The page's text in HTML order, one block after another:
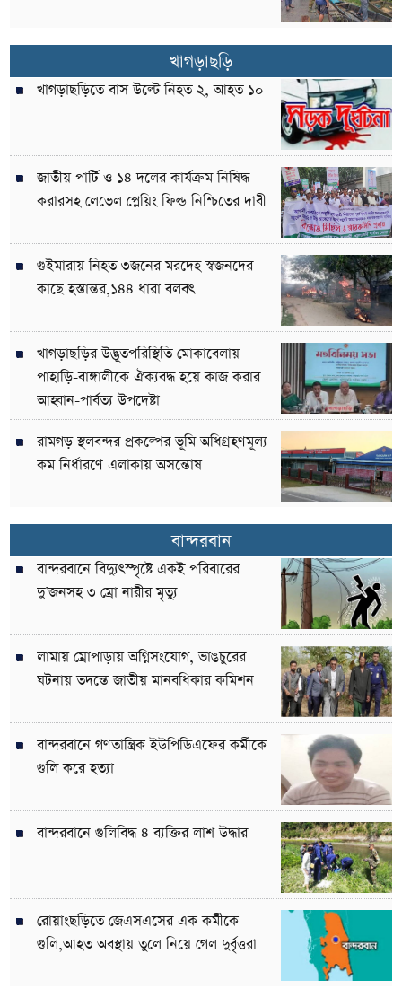
খাগড়াছড়ি
খাগড়াছড়িতে বাস উল্টে নিহত ২, আহত ১০
জাতীয় পার্টি ও ১৪ দলের কার্যক্রম নিষিদ্ধ
করারসহ লেভেল প্লেয়িং ফিল্ড নিশ্চিতের দাবী
গুইমারায় নিহত ৩জনের মরদেহ স্বজনদের
কাছে হস্তান্তর,১৪৪ ধারা বলবৎ
খাগড়াছড়ির উদ্ভূতপরিস্থিতি মোকাবেলায়
পাহাড়ি-বাঙ্গালীকে ঐক্যবদ্ধ হয়ে কাজ করার
আহ্বান-পার্বত্য উপদেষ্টা
রামগড় স্থলবন্দর প্রকল্পের ভূমি অধিগ্রহণমূল্য
কম নির্ধারণে এলাকায় অসন্তোষ
বান্দরবান
বান্দরবানে বিদ্যুৎস্পৃষ্টে একই পরিবারের
দু’জনসহ ৩ ম্রো নারীর মৃত্যু
লামায় ম্রোপাড়ায় অগ্নিসংযোগ, ভাঙচুরের
ঘটনায় তদন্তে জাতীয় মানবধিকার কমিশন
বান্দরবানে গণতান্ত্রিক ইউপিডিএফের কর্মীকে
গুলি করে হত্যা
বান্দরবানে গুলিবিদ্ধ ৪ ব্যক্তির লাশ উদ্ধার
রোয়াংছড়িতে জেএসএসের এক কর্মীকে
গুলি,আহত অবস্থায় তুলে নিয়ে গেল দুর্বৃত্তরা